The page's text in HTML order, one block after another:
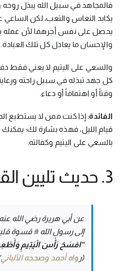
فالمجاهد في سبيل الله يبذل روحه
يكابد النعاس والتعب، لكن الساعي
يحصل على نفس أجرهما لأن عمله
والإحسان ما يعادل كل تلك العبادة.
والسعي على اليتيم لا يعني فقط
كل جهد تبذله في سبيل راحته
وقتاً أو اهتماماً أو دعاء.
الفائدة: إذا كنت ممن لا يستطيع
قيام الليل، فهذه بشارة لك؛ يمكنك
بالسعي على اليتيم وكفالته.
3. حديث تليين القلب
عن أبي هريرة رضي الله
إلى رسول الله ﷺ قسوة
“امْسَحْ رَأْسَ الْيَتِيمِ
(ر واه أحمد وصححه الألباني